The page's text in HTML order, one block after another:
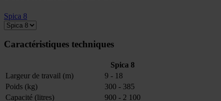
Spica 8
Caractéristiques techniques
Spica 8
Largeur de travail (m)
9 - 18
Poids (kg)
300 - 385
Capacité (litres)
900 - 2 100